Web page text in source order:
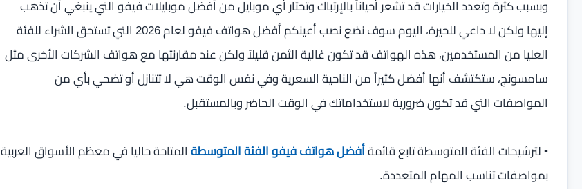
وبسبب كثرة وتعدد الخيارات قد تشعر أحياناً بالإرتباك وتحتار أي موبايل من أفضل موبايلات فيفو التي ينبغي أن تذهب
إليها ولكن لا داعي للحيرة، اليوم سوف نضع نصب أعينكم أفضل هواتف فيفو لعام 2026 التي تستحق الشراء للفئة
العليا من المستخدمين، هذه الهواتف قد تكون غالية الثمن قليلاً ولكن عند مقارنتها مع هواتف الشركات الأخرى مثل
سامسونج، ستكتشف أنها أفضل كثيراً من الناحية السعرية وفي نفس الوقت هي لا تتنازل أو تضحي بأي من
المواصفات التي قد تكون ضرورية لاستخداماتك في الوقت الحاضر وبالمستقبل.
• لترشيحات الفئة المتوسطة تابع قائمةأفضل هواتف فيفو الفئة المتوسطةالمتاحة حاليا في معظم الأسواق العربية
بمواصفات تناسب المهام المتعددة.